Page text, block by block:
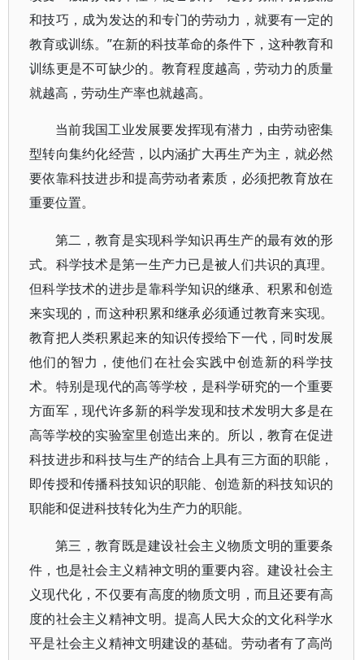
和技巧，成为发达的和专门的劳动力，就要有一定的
教育或训练。”在新的科技革命的条件下，这种教育和
训练更是不可缺少的。教育程度越高，劳动力的质量
就越高，劳动生产率也就越高。
当前我国工业发展要发挥现有潜力，由劳动密集
型转向集约化经营，以内涵扩大再生产为主，就必然
要依靠科技进步和提高劳动者素质，必须把教育放在
重要位置。
第二，教育是实现科学知识再生产的最有效的形
式。科学技术是第一生产力已是被人们共识的真理。
但科学技术的进步是靠科学知识的继承、积累和创造
来实现的，而这种积累和继承必须通过教育来实现。
教育把人类积累起来的知识传授给下一代，同时发展
他们的智力，使他们在社会实践中创造新的科学技
术。特别是现代的高等学校，是科学研究的一个重要
方面军，现代许多新的科学发现和技术发明大多是在
高等学校的实验室里创造出来的。所以，教育在促进
科技进步和科技与生产的结合上具有三方面的职能，
即传授和传播科技知识的职能、创造新的科技知识的
职能和促进科技转化为生产力的职能。
第三，教育既是建设社会主义物质文明的重要条
件，也是社会主义精神文明的重要内容。建设社会主
义现代化，不仅要有高度的物质文明，而且还要有高
度的社会主义精神文明。提高人民大众的文化科学水
平是社会主义精神文明建设的基础。劳动者有了高尚